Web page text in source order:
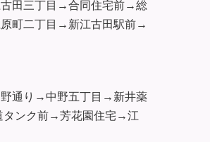
田三丁目→合同住宅前→総
町二丁目→新江古田駅前→
通り→中野五丁目→新井薬
タンク前→芳花園住宅→江